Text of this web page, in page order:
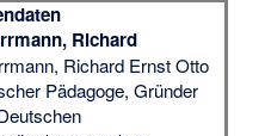
Richard
Richard Ernst Otto
Pädagoge, Gründer